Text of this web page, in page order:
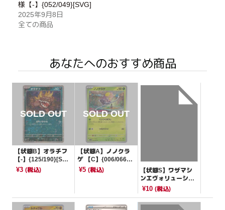
様【-】{052/049}[SVG]
2025年9月8日
全ての商品
あなたへのおすすめ商品
【状態B】オラチフ
【-】{125/190}[SV4
a]
¥3 (税込)
【状態A】ノノクラ
ゲ 【C】{006/066}
[SV4M]
¥5(税込)
【状態S】ワザマシ
ンエヴォリューショ
ン 【U】{063/066}
¥10 (税込)